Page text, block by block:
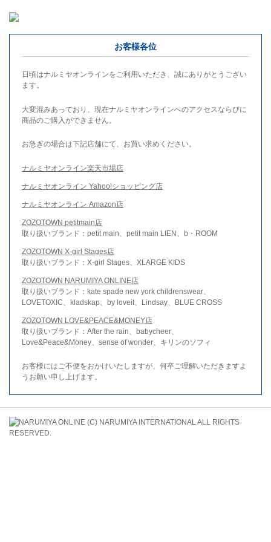
お客様各位
日頃はナルミヤオンラインをご利用いただき、誠にありがとうござい
ます。
大変混みあっており、現在ナルミヤオンラインへのアクセスならびに
商品のご購入ができません。
お急ぎの場合は下記店舗にて、お買い求めください。
ナルミヤオンライン楽天市場店
ナルミヤオンライン Yahoo!ショッピング店
ナルミヤオンライン Amazon店
ZOZOTOWN petitmain店
取り扱いブランド：petit main、petit main LIEN、b・ROOM
ZOZOTOWN X-girl Stages店
取り扱いブランド：X-girl Stages、XLARGE KIDS
ZOZOTOWN NARUMIYA ONLINE店
取り扱いブランド：kate spade new york childrenswear、
LOVETOXIC、kladskap、by loveit、Lindsay、BLUE CROSS
ZOZOTOWN LOVE&PEACE&MONEY店
取り扱いブランド：After the rain、babycheer、
Love&Peace&Money、sense of wonder、キリンのソフィ
お客様にはご不便をおかけいたしますが、何卒ご理解いただきますよ
うお願い申し上げます。